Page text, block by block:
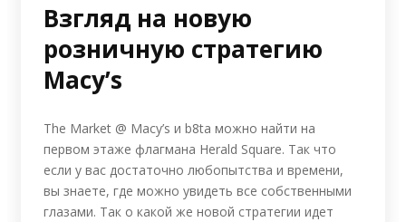
Взгляд на новую
розничную стратегию
Macy’s
The Market @ Macy’s и b8ta можно найти на
первом этаже флагмана Herald Square. Так что
если у вас достаточно любопытства и времени,
вы знаете, где можно увидеть все собственными
глазами. Так о какой же новой стратегии идет